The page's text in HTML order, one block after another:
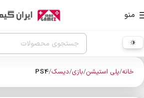
منو
خانه پلی استیشن بازی دیسک PS4